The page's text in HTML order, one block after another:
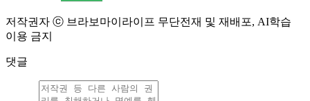
저작권자 ⓒ 브라보마이라이프 무단전재 및 재배포, AI학습
이용 금지
댓글